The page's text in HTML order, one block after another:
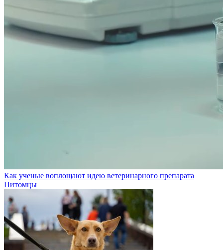
Как ученые воплощают идею ветеринарного препарата
Питомцы